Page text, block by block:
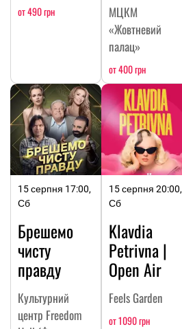
от 490 грн
МЦКМ
«Жовтневий
палац»
от 400 грн
15 серпня 17:00,
Сб
Брешемо
чисту
правду
Культурний
центр Freedom
15 серпня 20:00,
Сб
Klavdia
Petrivna |
Open Air
Feels Garden
от 1090 грн